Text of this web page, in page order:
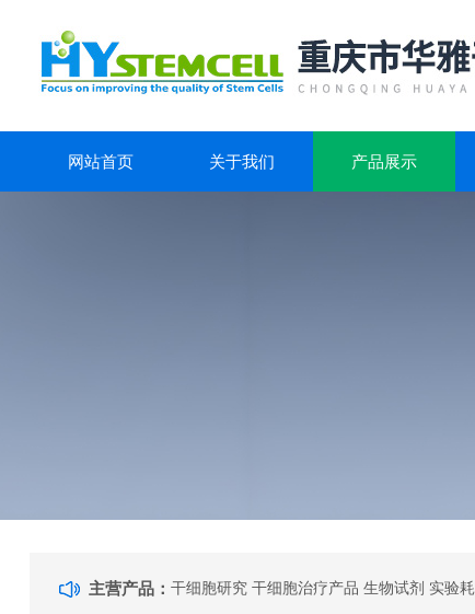
网站首页 关于我们 产品展示
主营产品：干细胞研究 干细胞治疗产品 生物试剂 实验耗